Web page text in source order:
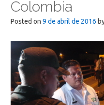
Colombia
Posted on 9 de abril de 2016